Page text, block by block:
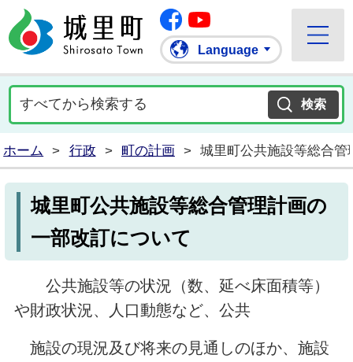
城里町ホームページ
Facebook
Language
ホーム > 行政 > 町の計画 > 城里町公共施設等総合
城里町公共施設等総合管理計画の
一部改訂について
公共施設等の状況（数、延べ床面積等）
や財政状況、人口動態など、公共
施設の現況及び将来の見通しのほか、施設